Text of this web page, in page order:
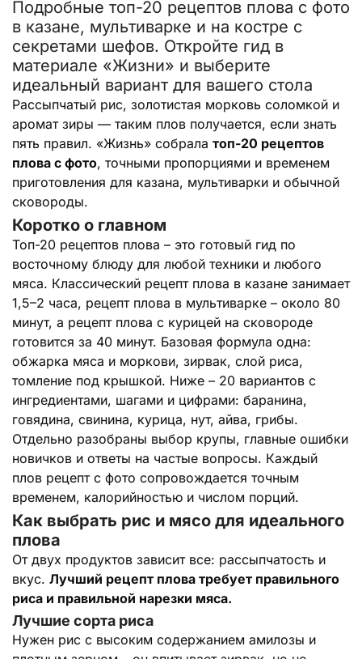
Подробные топ-20 рецептов плова с фото
в казане, мультиварке и на костре с
секретами шефов. Откройте гид в
материале «Жизни» и выберите
идеальный вариант для вашего стола
Рассыпчатый рис, золотистая морковь соломкой и
аромат зиры — таким плов получается, если знать
пять правил. «Жизнь» собрала топ-20 рецептов
плова с фото, точными пропорциями и временем
приготовления для казана, мультиварки и обычной
сковороды.
Коротко о главном
Топ-20 рецептов плова – это готовый гид по
восточному блюду для любой техники и любого
мяса. Классический рецепт плова в казане занимает
1,5–2 часа, рецепт плова в мультиварке – около 80
минут, а рецепт плова с курицей на сковороде
готовится за 40 минут. Базовая формула одна:
обжарка мяса и моркови, зирвак, слой риса,
томление под крышкой. Ниже – 20 вариантов с
ингредиентами, шагами и цифрами: баранина,
говядина, свинина, курица, нут, айва, грибы.
Отдельно разобраны выбор крупы, главные ошибки
новичков и ответы на частые вопросы. Каждый
плов рецепт с фото сопровождается точным
временем, калорийностью и числом порций.
Как выбрать рис и мясо для идеального
плова
От двух продуктов зависит все: рассыпчатость и
вкус. Лучший рецепт плова требует правильного
риса и правильной нарезки мяса.
Лучшие сорта риса
Нужен рис с высоким содержанием амилозы и